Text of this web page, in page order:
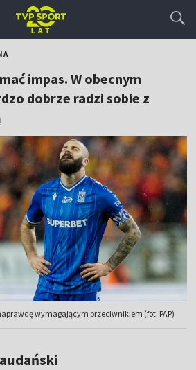
impas. W obecnym
dobrze radzi sobie z
wymagającym przeciwnikiem (fot. PAP)